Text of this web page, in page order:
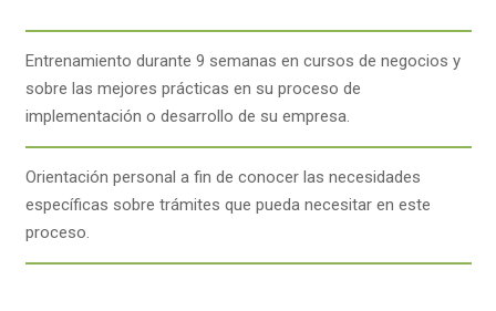
Entrenamiento durante 9 semanas en cursos de negocios y
sobre las mejores prácticas en su proceso de
implementación o desarrollo de su empresa.
Orientación personal a fin de conocer las necesidades
específicas sobre trámites que pueda necesitar en este
proceso.